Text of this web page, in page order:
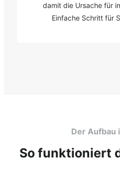
damit die Ursache für
Einfache Schritt für
Der Aufbau
So funktioniert